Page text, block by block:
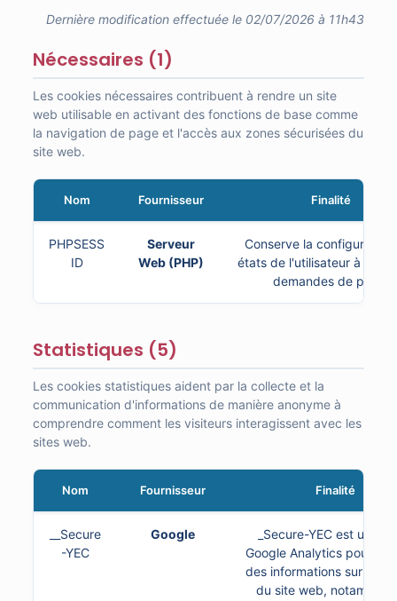
Dernière modification effectuée le 02/07/2026 à 11h43
Nécessaires (1)
Les cookies nécessaires contribuent à rendre un site
web utilisable en activant des fonctions de base comme
la navigation de page et l'accès aux zones sécurisées du
site web.
Nom Fournisseur Finalité
PHPSESS
ID
Serveur
Web (PHP)
Conserve la configuration
états de l'utilisateur à
demandes de page.
Statistiques (5)
Les cookies statistiques aident par la collecte et la
communication d'informations de manière anonyme à
comprendre comment les visiteurs interagissent avec les
sites web.
Nom Fournisseur Finalité
__Secure
-YEC
Google
_Secure-YEC est utilisé
Google Analytics pour
des informations sur
du site web,